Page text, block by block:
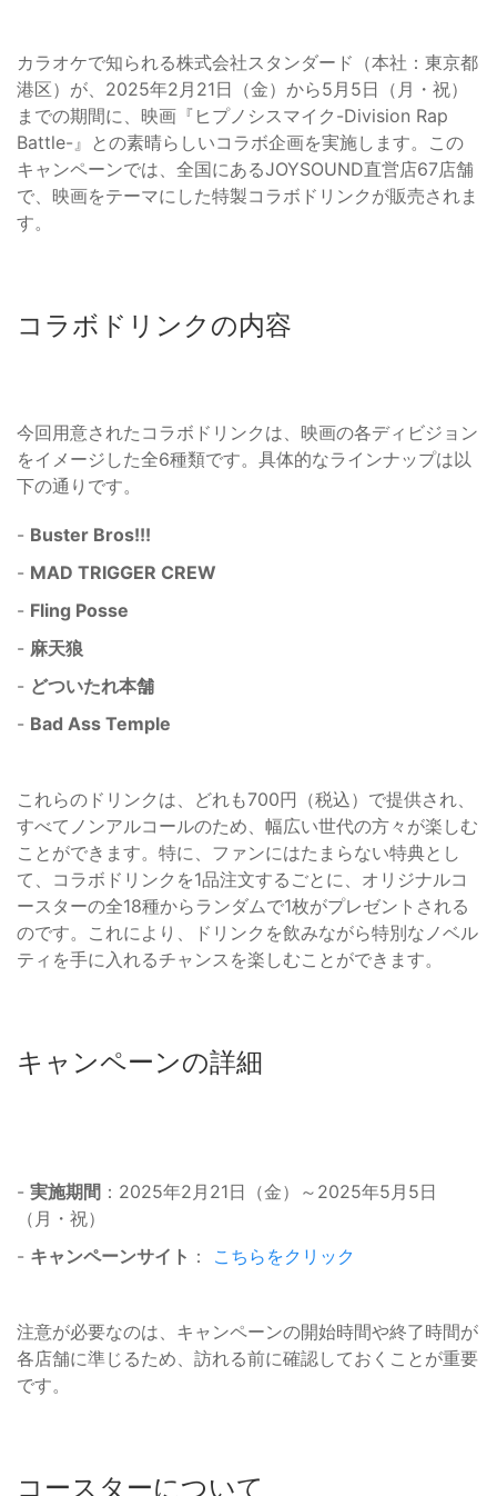
カラオケで知られる株式会社スタンダード（本社：東京都
港区）が、2025年2月21日（金）から5月5日（月・祝）
までの期間に、映画『ヒプノシスマイク-Division Rap
Battle-』との素晴らしいコラボ企画を実施します。この
キャンペーンでは、全国にあるJOYSOUND直営店67店舗
で、映画をテーマにした特製コラボドリンクが販売されま
す。
コラボドリンクの内容
今回用意されたコラボドリンクは、映画の各ディビジョン
をイメージした全6種類です。具体的なラインナップは以
下の通りです。
- Buster Bros!!!
- MAD TRIGGER CREW
- Fling Posse
- 麻天狼
- どついたれ本舗
- Bad Ass Temple
これらのドリンクは、どれも700円（税込）で提供され、
すべてノンアルコールのため、幅広い世代の方々が楽しむ
ことができます。特に、ファンにはたまらない特典とし
て、コラボドリンクを1品注文するごとに、オリジナルコ
ースターの全18種からランダムで1枚がプレゼントされる
のです。これにより、ドリンクを飲みながら特別なノベル
ティを手に入れるチャンスを楽しむことができます。
キャンペーンの詳細
- 実施期間 ：2025年2月21日（金）～2025年5月5日
（月・祝）
- キャンペーンサイト ： こちらをクリック
注意が必要なのは、キャンペーンの開始時間や終了時間が
各店舗に準じるため、訪れる前に確認しておくことが重要
です。
コースターについて